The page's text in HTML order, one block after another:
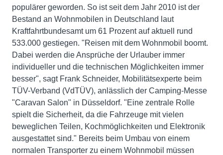
populärer geworden. So ist seit dem Jahr 2010 ist der
Bestand an Wohnmobilen in Deutschland laut
Kraftfahrtbundesamt um 61 Prozent auf aktuell rund
533.000 gestiegen. "Reisen mit dem Wohnmobil boomt.
Dabei werden die Ansprüche der Urlauber immer
individueller und die technischen Möglichkeiten immer
besser", sagt Frank Schneider, Mobilitätsexperte beim
TÜV-Verband (VdTÜV), anlässlich der Camping-Messe
"Caravan Salon" in Düsseldorf. "Eine zentrale Rolle
spielt die Sicherheit, da die Fahrzeuge mit vielen
beweglichen Teilen, Kochmöglichkeiten und Elektronik
ausgestattet sind." Bereits beim Umbau von einem
normalen Transporter zu einem Wohnmobil müssen